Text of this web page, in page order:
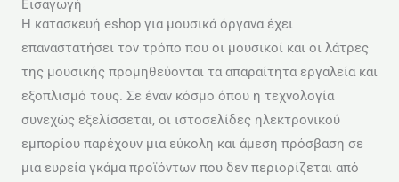
Εισαγωγή
Η κατασκευή eshop για μουσικά όργανα έχει
επαναστατήσει τον τρόπο που οι μουσικοί και οι λάτρες
της μουσικής προμηθεύονται τα απαραίτητα εργαλεία και
εξοπλισμό τους. Σε έναν κόσμο όπου η τεχνολογία
συνεχώς εξελίσσεται, οι ιστοσελίδες ηλεκτρονικού
εμπορίου παρέχουν μια εύκολη και άμεση πρόσβαση σε
μια ευρεία γκάμα προϊόντων που δεν περιορίζεται από